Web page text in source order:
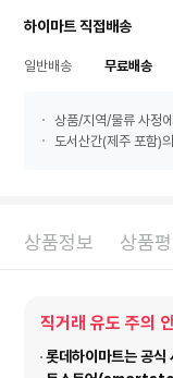
하이마트 직접배송
일반배송 무료배송
상품/지역/물류 사정
도서산간(제주 포함)
상품정보 상품
직거래 유도 주의
롯데하이마트는 공